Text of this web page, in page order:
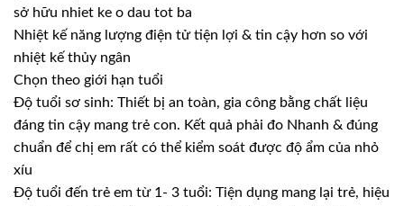
sở hữu nhiet ke o dau tot ba
Nhiệt kế năng lượng điện tử tiện lợi & tin cậy hơn so với
nhiệt kế thủy ngân
Chọn theo giới hạn tuổi
Độ tuổi sơ sinh: Thiết bị an toàn, gia công bằng chất liệu
đáng tin cậy mang trẻ con. Kết quả phải đo Nhanh & đúng
chuẩn để chị em rất có thể kiểm soát được độ ẩm của nhỏ
xíu
Độ tuổi đến trẻ em từ 1- 3 tuổi: Tiện dụng mang lại trẻ, hiệu